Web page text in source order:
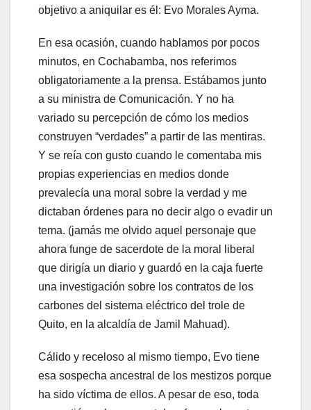
objetivo a aniquilar es él: Evo Morales Ayma.
En esa ocasión, cuando hablamos por pocos
minutos, en Cochabamba, nos referimos
obligatoriamente a la prensa. Estábamos junto
a su ministra de Comunicación. Y no ha
variado su percepción de cómo los medios
construyen “verdades” a partir de las mentiras.
Y se reía con gusto cuando le comentaba mis
propias experiencias en medios donde
prevalecía una moral sobre la verdad y me
dictaban órdenes para no decir algo o evadir un
tema. (jamás me olvido aquel personaje que
ahora funge de sacerdote de la moral liberal
que dirigía un diario y guardó en la caja fuerte
una investigación sobre los contratos de los
carbones del sistema eléctrico del trole de
Quito, en la alcaldía de Jamil Mahuad).
Cálido y receloso al mismo tiempo, Evo tiene
esa sospecha ancestral de los mestizos porque
ha sido víctima de ellos. A pesar de eso, toda